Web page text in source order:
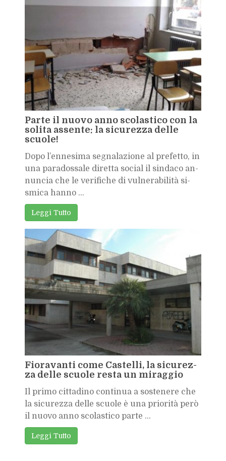
Par­te il nuo­vo anno sco­la­sti­co con la
so­li­ta as­sen­te: la si­cu­rez­za del­le
scuo­le!
Dopo l’en­ne­si­ma se­gna­la­zio­ne al pre­fet­to, in
una pa­ra­dos­sa­le di­ret­ta so­cial il sin­da­co an­
nun­cia che le ve­ri­fi­che di vul­ne­ra­bi­li­tà si­
smi­ca han­no ...
Leg­gi Tut­to
Fio­ra­van­ti come Ca­stel­li, la si­cu­rez­
za del­le scuo­le re­sta un mi­rag­gio
Il pri­mo cit­ta­di­no con­ti­nua a so­ste­ne­re che
la si­cu­rez­za del­le scuo­le è una prio­ri­tà però
il nuo­vo anno sco­la­sti­co par­te ...
Leg­gi Tut­to